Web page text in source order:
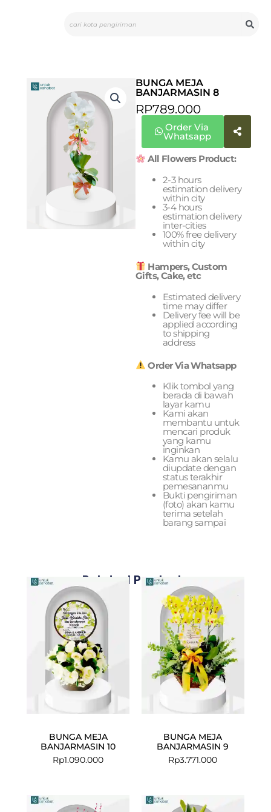
BUNGA MEJA
BANJARMASIN 8
RP789.000
Order Via
Whatsapp
All Flowers Product:
2-3 hours
estimation delivery
within city
3-4 hours
estimation delivery
inter-cities
100% free delivery
within city
Hampers, Custom
Gifts, Cake, etc
Estimated delivery
time may differ
Delivery fee will be
applied according
to shipping
address
Order Via Whatsapp
Klik tombol yang
berada di bawah
layar kamu
Kami akan
membantu untuk
mencari produk
yang kamu
inginkan
Kamu akan selalu
diupdate dengan
status terakhir
pemesananmu
Bukti pengiriman
(foto) akan kamu
terima setelah
barang sampai
Related Products
BUNGA MEJA
BANJARMASIN 10
Rp1.090.000
BUNGA MEJA
BANJARMASIN 9
Rp3.771.000